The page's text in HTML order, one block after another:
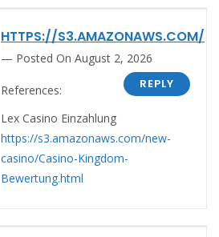
HTTPS://S3.AMAZONAWS.COM/
Posted On August 2, 2026
REPLY
References:
Lex Casino Einzahlung
https://s3.amazonaws.com/new-
casino/Casino-Kingdom-
Bewertung.html